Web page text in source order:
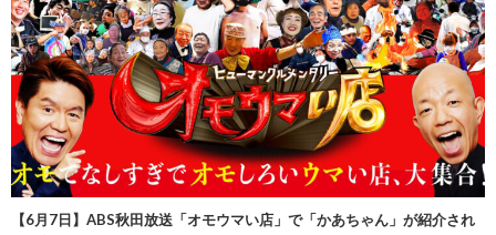
【6月7日】ABS秋田放送「オモウマい店」で「かあちゃん」が紹介され